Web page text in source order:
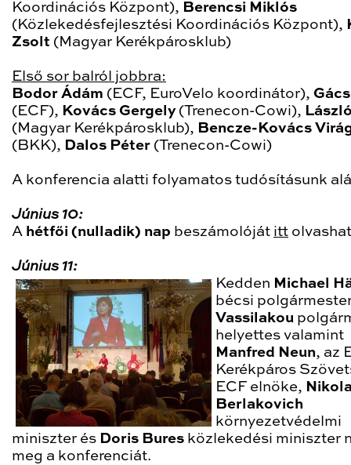
Koordinációs Központ), Berencsi Miklós
(Közlekedésfejlesztési Koordinációs Központ),
Zsolt (Magyar Kerékpárosklub)
Első sor balról jobbra:
Bodor Ádám (ECF, EuroVelo koordinátor),
(ECF), Kovács Gergely(Trenecon-Cowi),
(Magyar Kerékpárosklub), Bencze-Kovács
(BKK), Dalos Péter (Trenecon-Cowi)
A konferencia alatti folyamatos tudósításunk
Június 10:
A hétfői (nulladik) nap beszámolóját itt
Június 11:
Kedden Michael
bécsi
Vassilakou
helyettes valamint
Manfred Neun, az
Kerékpáros
ECF elnöke,
Berlakovich
környezetvédelmi
miniszter és Doris Bures közlekedési miniszter
meg a konferenciát.